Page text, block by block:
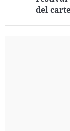
del